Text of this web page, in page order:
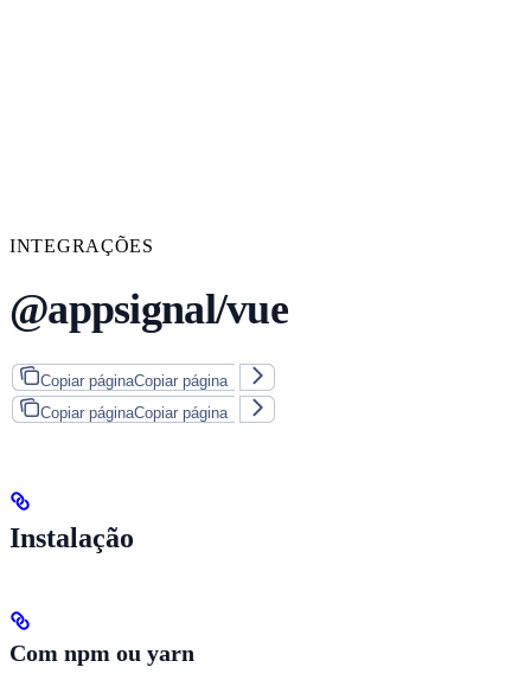
INTEGRAÇÕES
@appsignal/vue
Copiar páginaCopiar página
Copiar páginaCopiar página
Instalação
Com npm ou yarn